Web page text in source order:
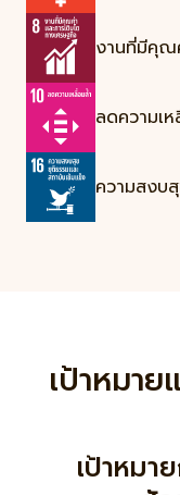
งานที่มีคุณ
ลดความเ
ความสงบ
เป้าหมาย
เป้าหม